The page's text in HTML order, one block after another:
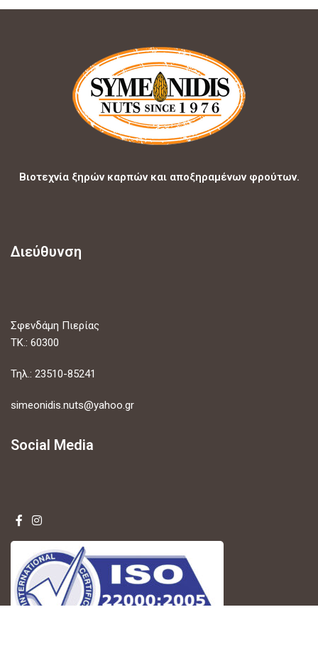
Βιοτεχνία ξηρών καρπών και αποξηραμένων φρούτων.
Διεύθυνση
Σφενδάμη Πιερίας
ΤΚ.: 60300
Τηλ.: 23510-85241
simeonidis.nuts@yahoo.gr
Social Media